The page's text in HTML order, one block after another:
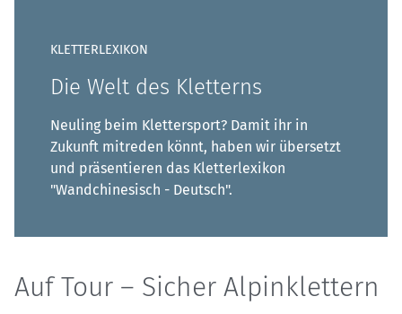
KLETTERLEXIKON
Die Welt des Kletterns
Neuling beim Klettersport? Damit ihr in
Zukunft mitreden könnt, haben wir übersetzt
und präsentieren das Kletterlexikon
"Wandchinesisch - Deutsch".
Auf Tour – Sicher Alpinklettern